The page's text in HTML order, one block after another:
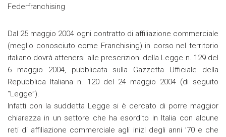
Federfranchising
Dal 25 maggio 2004 ogni contratto di affiliazione commerciale
(meglio conosciuto come Franchising) in corso nel territorio
italiano dovrà attenersi alle prescrizioni della Legge n. 129 del
6 maggio 2004, pubblicata sulla Gazzetta Ufficiale della
Repubblica Italiana n. 120 del 24 maggio 2004 (di seguito
“Legge”).
Infatti con la suddetta Legge si è cercato di porre maggior
chiarezza in un settore che ha esordito in Italia con alcune
reti di affiliazione commerciale agli inizi degli anni ’70 e che